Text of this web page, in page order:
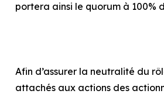
portera ainsi le quorum à 100%
Afin d’assurer la neutralité du
attachés aux actions des